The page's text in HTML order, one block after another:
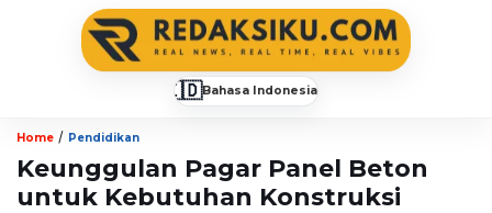
🇮🇩Bahasa Indonesia
Home / Pendidikan
Keunggulan Pagar Panel Beton
untuk Kebutuhan Konstruksi